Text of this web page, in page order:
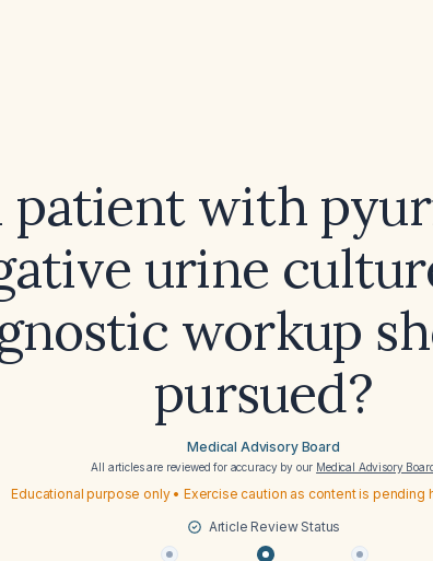
patient with
urine
workup
pursued?
Medical Advisory Board
All articles are reviewed for accuracy by our Medical Advisory
Educational purpose only • Exercise caution as content is pending
Article Review Status